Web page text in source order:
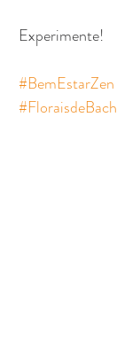
Experimente!
#BemEstarZen
#FloraisdeBach